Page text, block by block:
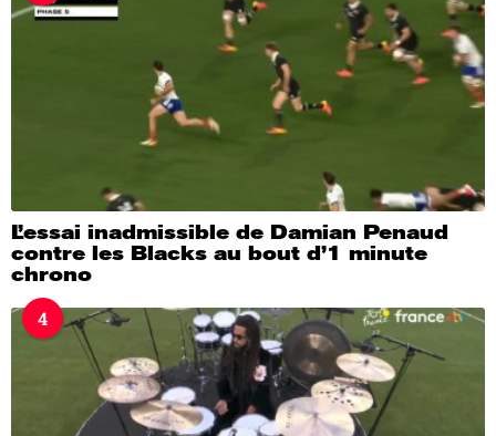
L’essai inadmissible de Damian Penaud
contre les Blacks au bout d’1 minute
chrono
4